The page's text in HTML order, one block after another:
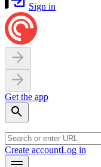
Sign in
Get the app
Create accountLog in